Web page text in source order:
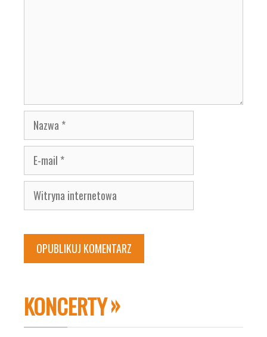
Nazwa
E-
mail
Witryna
internetowa
KONCERTY